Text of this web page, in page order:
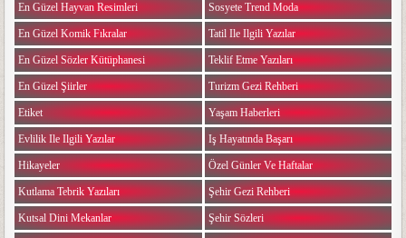
En Güzel Hayvan Resimleri
En Güzel Komik Fıkralar
En Güzel Sözler Kütüphanesi
En Güzel Şiirler
Etiket
Evlilik Ile Ilgili Yazılar
Hikayeler
Kutlama Tebrik Yazıları
Kutsal Dini Mekanlar
Sosyete Trend Moda
Tatil Ile Ilgili Yazılar
Teklif Etme Yazıları
Turizm Gezi Rehberi
Yaşam Haberleri
Iş Hayatında Başarı
Özel Günler Ve Haftalar
Şehir Gezi Rehberi
Şehir Sözleri